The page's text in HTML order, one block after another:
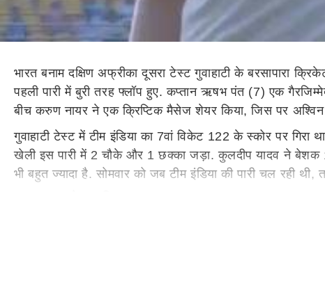
भारत बनाम दक्षिण अफ्रीका दूसरा टेस्ट गुवाहाटी के बरसापारा
पहली पारी में बुरी तरह फ्लॉप हुए. कप्तान ऋषभ पंत (7) एक
बीच करुण नायर ने एक क्रिप्टिक मैसेज शेयर किया, जिस पर अश्विन
गुवाहाटी टेस्ट में टीम इंडिया का 7वां विकेट 122 के स्कोर पर
खेली इस पारी में 2 चौके और 1 छक्का जड़ा. कुलदीप यादव ने बेशक
भी बहुत ज्यादा है. सोमवार को जब टीम इंडिया की पारी चल रही
करुण नायर ने 24 नवंबर को अपने एक्स (पहले ट्विटर) अकाउंट पर